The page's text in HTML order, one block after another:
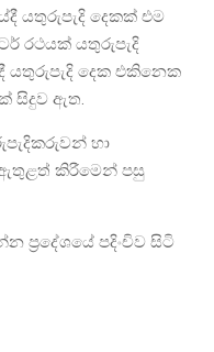
යතුරුපැදි දෙකක් එම
රථයක් යතුරුපැදි
යතුරුපැදි දෙක එකිනෙක
සිදුව ඇත.
හා
කිරීමෙන් පසු
ප්‍රදේශයේ පදිංචිව සිටි